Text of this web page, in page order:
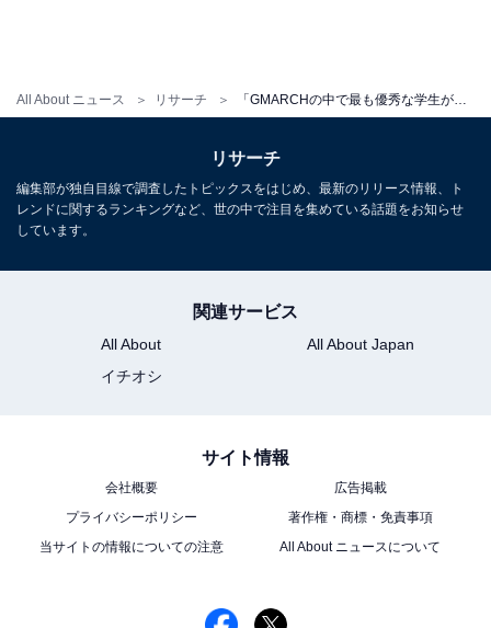
All About ニュース リサーチ
リサーチ
編集部が独自目線で調査したトピックスをはじめ、最新のリリース情報、ト
レンドに関するランキングなど、世の中で注目を集めている話題をお知らせ
しています。
関連サービス
All About
All About Japan
イチオシ
サイト情報
会社概要
広告掲載
プライバシーポリシー
著作権・商標・免責事項
当サイトの情報についての注意
All About ニュースについて